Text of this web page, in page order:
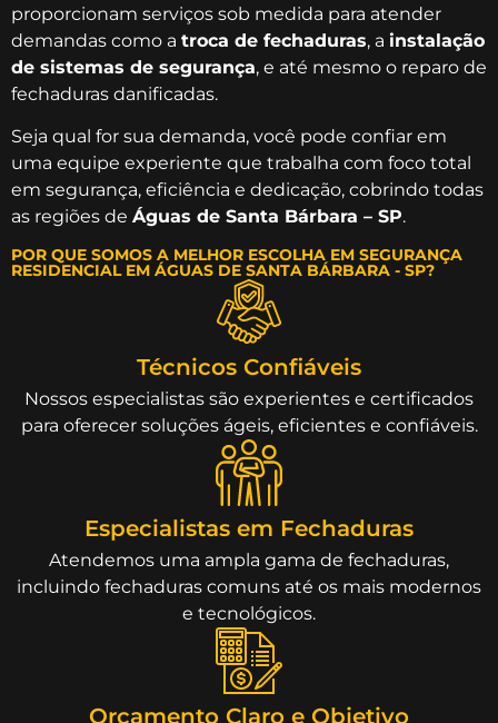
proporcionam serviços sob medida para atender
demandas como a troca de fechaduras, a instalação
de sistemas de segurança, e até mesmo o reparo de
fechaduras danificadas.
Seja qual for sua demanda, você pode confiar em
uma equipe experiente que trabalha com foco total
em segurança, eficiência e dedicação, cobrindo todas
as regiões de Águas de Santa Bárbara – SP.
POR QUE SOMOS A MELHOR ESCOLHA EM SEGURANÇA
RESIDENCIAL EM ÁGUAS DE SANTA BÁRBARA - SP?
Técnicos Confiáveis
Nossos especialistas são experientes e certificados
para oferecer soluções ágeis, eficientes e confiáveis.
Especialistas em Fechaduras
Atendemos uma ampla gama de fechaduras,
incluindo fechaduras comuns até os mais modernos
e tecnológicos.
Orçamento Claro e Objetivo